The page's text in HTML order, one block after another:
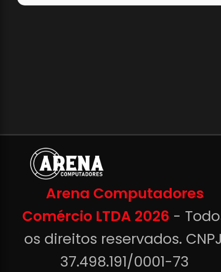
Arena Computadores
Comércio LTDA 2026 -
os direitos reservados.
37.498.191/0001-73